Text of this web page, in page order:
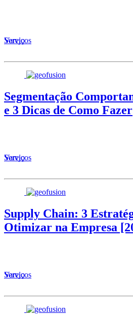
Serviços
Varejo
Segmentação
e 3 Dicas de Como Fazer
Serviços
Varejo
Supply Chain: 3
Otimizar na Empresa
Serviços
Varejo